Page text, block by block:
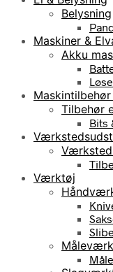
Belysning
Maskiner &
Akku
Tilbehør
Bits
Værktøj